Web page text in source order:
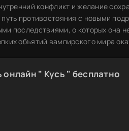
конфликт и желание
противостояния с новыми
последствиями, о которых она
объятий вампирского мира
" Кусь " бесплатно